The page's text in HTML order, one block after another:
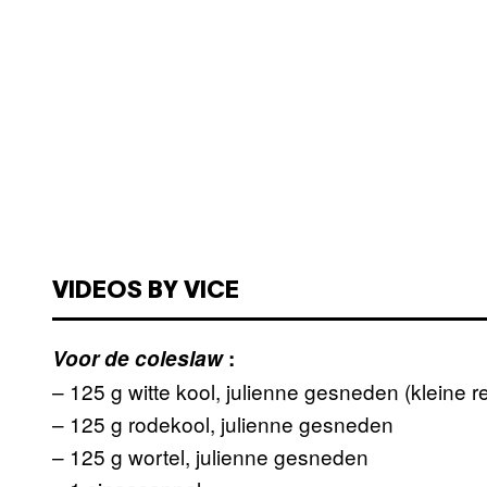
VIDEOS BY VICE
Voor de coleslaw:
– 125 g witte kool, julienne gesneden (kleine
– 125 g rodekool, julienne gesneden
– 125 g wortel, julienne gesneden